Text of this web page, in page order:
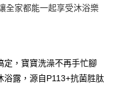
確認、核對及更正。
support/home
先享後付」服務完成之交
並將交易相關給付款項請求債
址：
監護人之同意方可使用
全家都能一起享受沐浴樂
定，寶寶洗澡不再手忙腳
露，源自P113+抗菌胜肽